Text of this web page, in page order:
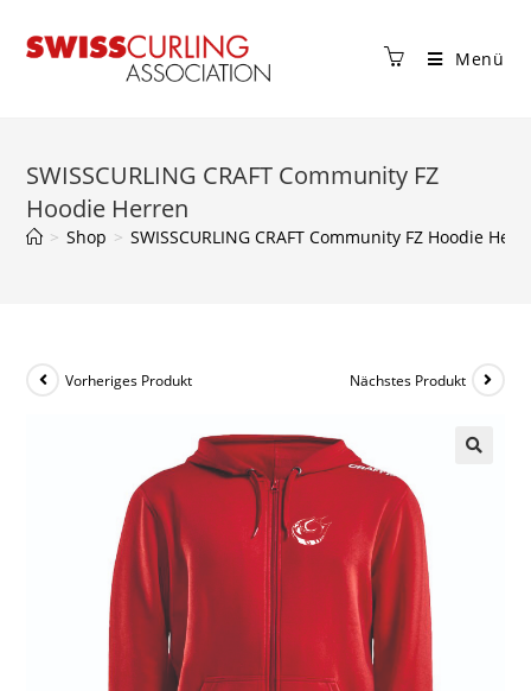
Menü
SWISSCURLING CRAFT Community FZ
Hoodie Herren
> Shop > SWISSCURLING CRAFT Community FZ Hoodie
Vorheriges Produkt Nächstes Produkt